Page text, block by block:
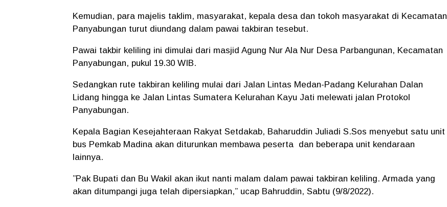
Kemudian, para majelis taklim, masyarakat, kepala desa dan tokoh masyarakat di Kecamatan
Panyabungan turut diundang dalam pawai takbiran tesebut.
Pawai takbir keliling ini dimulai dari masjid Agung Nur Ala Nur Desa Parbangunan, Kecamatan
Panyabungan, pukul 19.30 WIB.
Sedangkan rute takbiran keliling mulai dari Jalan Lintas Medan-Padang Kelurahan Dalan
Lidang hingga ke Jalan Lintas Sumatera Kelurahan Kayu Jati melewati jalan Protokol
Panyabungan.
Kepala Bagian Kesejahteraan Rakyat Setdakab, Baharuddin Juliadi S.Sos menyebut satu unit
bus Pemkab Madina akan diturunkan membawa peserta dan beberapa unit kendaraan
lainnya.
”Pak Bupati dan Bu Wakil akan ikut nanti malam dalam pawai takbiran keliling. Armada yang
akan ditumpangi juga telah dipersiapkan,” ucap Bahruddin, Sabtu (9/8/2022).